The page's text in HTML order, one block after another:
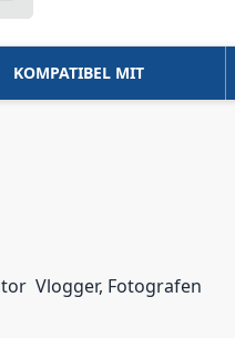
KOMPATIBEL MIT
 Vlogger, Fotografen